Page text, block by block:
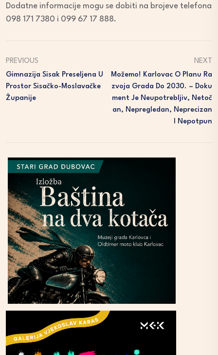
Dodatne informacije mogu se dobiti na brojeve telefona
098 171 7380 i 099 67 17 888.
PREVIOUS
Gimnazija Sisak Preseljena U
Prostor Sisačko-Moslavačke
Županije
NEXT
Možemo! Karlovac O Planu Ra
Zvoja Grada Do 2030. – Doku
Ment Je Neupotrebljiv, Netoč
An, Nepregledan, Neprecizan
I Nepotpun